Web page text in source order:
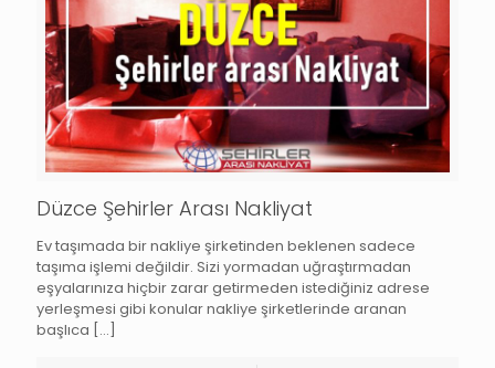
Düzce Şehirler Arası Nakliyat
Ev taşımada bir nakliye şirketinden beklenen sadece
taşıma işlemi değildir. Sizi yormadan uğraştırmadan
eşyalarınıza hiçbir zarar getirmeden istediğiniz adrese
yerleşmesi gibi konular nakliye şirketlerinde aranan
başlıca […]